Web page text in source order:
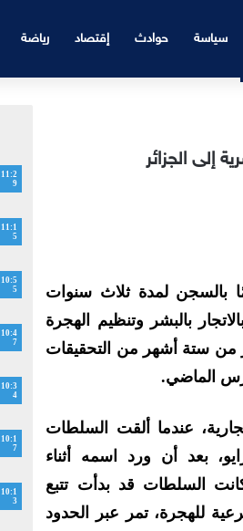
سياسة حوادث إقتصاد رياضة
بالسجن لمدة ثلاث سنوات
بالبشر وتنظيم الهجرة
من ستة أشهر من التحقيقات
الماضي.
مارس من السنة الجارية، عندما ألقت السلطات
بعد أن ورد اسمه أثناء
السلطات قد بدأت تتبع
للهجرة، تمر عبر الحدود
11:2
9
11:1
5
10:5
5
10:4
7
10:3
4
10:1
7
10:1
3